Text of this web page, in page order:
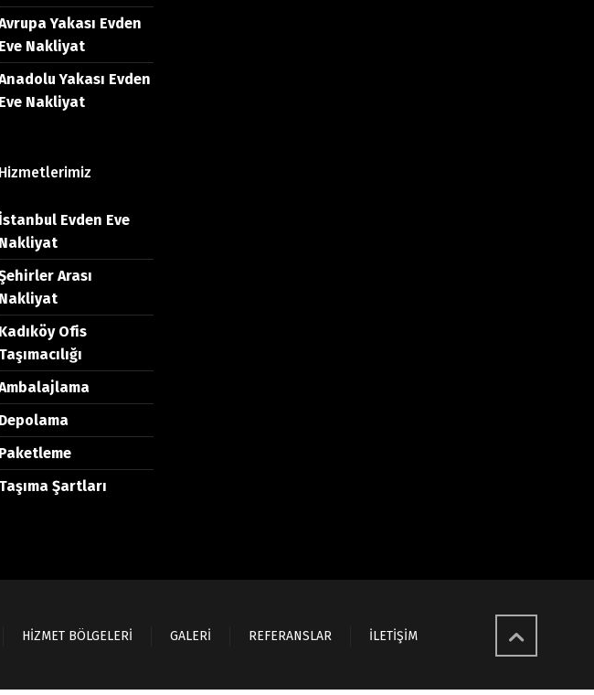
Yakası Evden
Eve Nakliyat
Yakası Evden
Eve Nakliyat
Hizmetlerimiz
İstanbul Evden Eve
Nakliyat
Arası
Nakliyat
Kadıköy Ofis
Taşımacılığı
Depolama
Paketleme
Taşıma Şartları
HİZMET BÖLGELERİ GALERİ REFERANSLAR İLETİŞİM